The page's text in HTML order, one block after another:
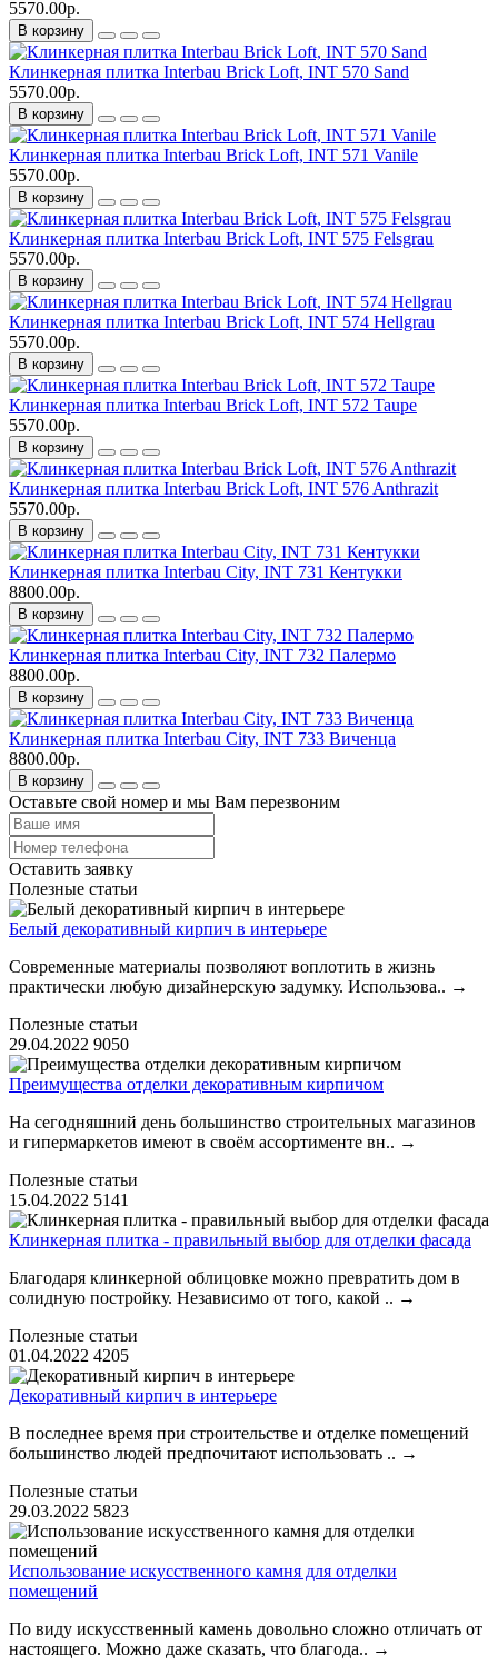
5570.00р.
В корзину
Клинкерная плитка Interbau Brick Loft, INT 570 Sand
5570.00р.
В корзину
Клинкерная плитка Interbau Brick Loft, INT 571 Vanile
5570.00р.
В корзину
Клинкерная плитка Interbau Brick Loft, INT 575 Felsgrau
5570.00р.
В корзину
Клинкерная плитка Interbau Brick Loft, INT 574 Hellgrau
5570.00р.
В корзину
Клинкерная плитка Interbau Brick Loft, INT 572 Taupe
5570.00р.
В корзину
Клинкерная плитка Interbau Brick Loft, INT 576 Anthrazit
5570.00р.
В корзину
Клинкерная плитка Interbau City, INT 731 Кентукки
8800.00р.
В корзину
Клинкерная плитка Interbau City, INT 732 Палермо
8800.00р.
В корзину
Клинкерная плитка Interbau City, INT 733 Виченца
8800.00р.
В корзину
Оставьте свой номер и мы Вам перезвоним
Оставить заявку
Полезные статьи
Белый декоративный кирпич в интерьере
Современные материалы позволяют воплотить в жизнь
практически любую дизайнерскую задумку. Использова.. →
Полезные статьи
29.04.2022 9050
Преимущества отделки декоративным кирпичом
На сегодняшний день большинство строительных магазинов
и гипермаркетов имеют в своём ассортименте вн.. →
Полезные статьи
15.04.2022 5141
Клинкерная плитка - правильный выбор для отделки фасада
Благодаря клинкерной облицовке можно превратить дом в
солидную постройку. Независимо от того, какой .. →
Полезные статьи
01.04.2022 4205
Декоративный кирпич в интерьере
В последнее время при строительстве и отделке помещений
большинство людей предпочитают использовать .. →
Полезные статьи
29.03.2022 5823
Использование искусственного камня для отделки
помещений
По виду искусственный камень довольно сложно отличать от
настоящего. Можно даже сказать, что благода.. →